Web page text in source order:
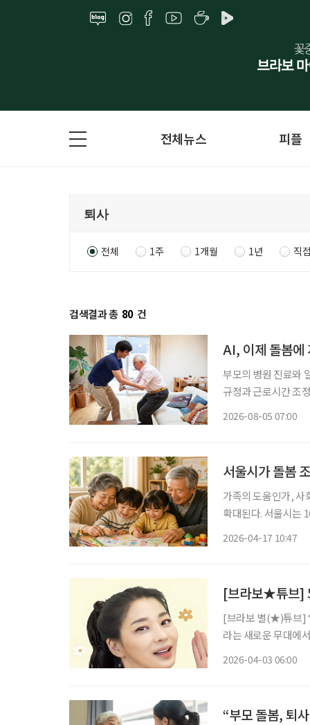
전체뉴스 피플
전체 1주 1개월 1년 직
검색결과 총 80 건
AI, 이제 돌봄에
부모의 병원 진료와
규정과 근로시간 조
2026-08-05 07:00
서울시가 돌봄
가족의 도움인가, 사
확대된다. 서울시는
2026-04-17 10:47
[브라보★튜브]
[브라보 별(★)튜브]
라는 새로운 무대에
2026-04-03 06:00
“부모 돌봄, 퇴